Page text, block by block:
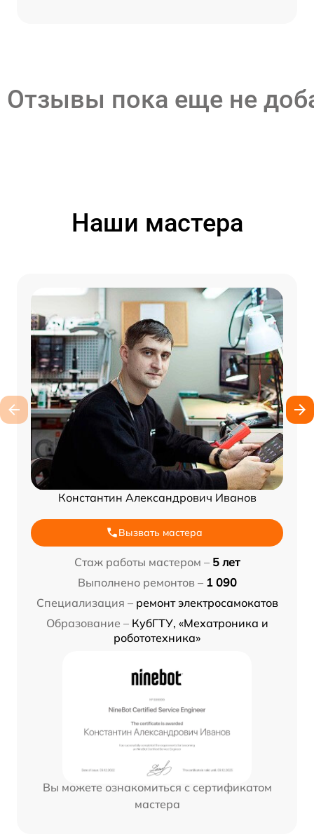
Отзывы пока еще не
Наши мастера
Константин Александрович Иванов
Вызвать мастера
Стаж работы мастером – 5 лет
Выполнено ремонтов – 1 090
Специализация – ремонт электросамокатов
Образование – КубГТУ, «Мехатроника и
робототехника»
Вы можете ознакомиться с сертификатом
мастера